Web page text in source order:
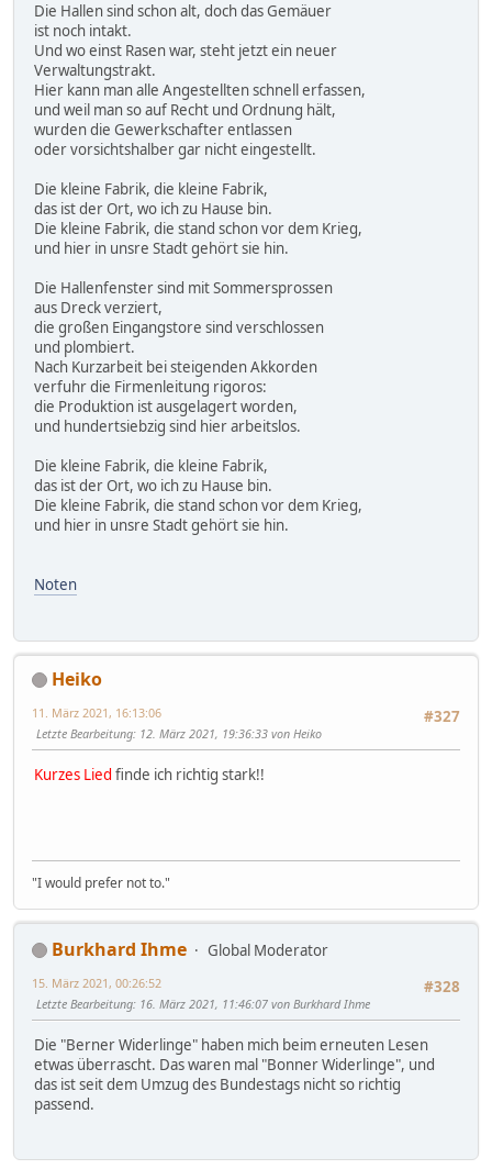
Die Hallen sind schon alt, doch das Gemäuer
ist noch intakt.
Und wo einst Rasen war, steht jetzt ein neuer
Verwaltungstrakt.
Hier kann man alle Angestellten schnell erfassen,
und weil man so auf Recht und Ordnung hält,
wurden die Gewerkschafter entlassen
oder vorsichtshalber gar nicht eingestellt.
Die kleine Fabrik, die kleine Fabrik,
das ist der Ort, wo ich zu Hause bin.
Die kleine Fabrik, die stand schon vor dem Krieg,
und hier in unsre Stadt gehört sie hin.
Die Hallenfenster sind mit Sommersprossen
aus Dreck verziert,
die großen Eingangstore sind verschlossen
und plombiert.
Nach Kurzarbeit bei steigenden Akkorden
verfuhr die Firmenleitung rigoros:
die Produktion ist ausgelagert worden,
und hundertsiebzig sind hier arbeitslos.
Die kleine Fabrik, die kleine Fabrik,
das ist der Ort, wo ich zu Hause bin.
Die kleine Fabrik, die stand schon vor dem Krieg,
und hier in unsre Stadt gehört sie hin.
Noten
Heiko
#327
11. März 2021, 16:13:06
Letzte Bearbeitung: 12. März 2021, 19:36:33 von Heiko
Kurzes Lied finde ich richtig stark!!
"I would prefer not to."
Burkhard Ihme
Global Moderator
#328
15. März 2021, 00:26:52
Letzte Bearbeitung: 16. März 2021, 11:46:07 von Burkhard Ihme
Die "Berner Widerlinge" haben mich beim erneuten Lesen
etwas überrascht. Das waren mal "Bonner Widerlinge", und
das ist seit dem Umzug des Bundestags nicht so richtig
passend.